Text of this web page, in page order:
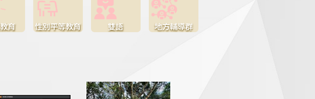
育 性別平等教育 雙語 地方輔導群